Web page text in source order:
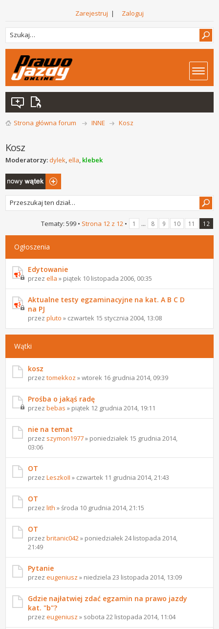
Zarejestruj | Zaloguj
Strona główna forum INNE Kosz
Kosz
Moderatorzy:dylek,ella, klebek
Napisz wątek
Tematy: 599 • Strona 12 z 12 • 1 ... 8 9 10 11 12
Ogłoszenia
Edytowanie
przezella » piątek 10 listopada 2006, 00:35
Aktualne testy egzaminacyjne na kat. A B C D
na PJ
przezpluto » czwartek 15 stycznia 2004, 13:08
Wątki
kosz
przeztomekkoz » wtorek 16 grudnia 2014, 09:39
Prośba o jakąś radę
przezbebas » piątek 12 grudnia 2014, 19:11
nie na temat
przez szymon1977» poniedziałek 15 grudnia 2014,
03:06
OT
przezLeszkoII » czwartek 11 grudnia 2014, 21:43
OT
przezlith » środa 10 grudnia 2014, 21:15
OT
przezbritanic042 » poniedziałek 24 listopada 2014,
21:49
Pytanie
przezeugeniusz » niedziela 23 listopada 2014, 13:09
Gdzie najłatwiej zdać egzamin na prawo jazdy
kat. "b"?
przezeugeniusz » sobota 22 listopada 2014, 11:04